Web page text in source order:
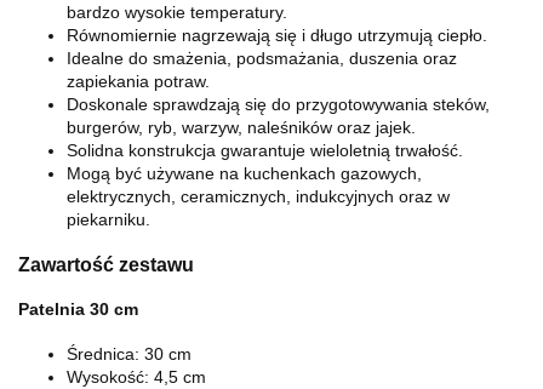
bardzo wysokie temperatury.
Równomiernie nagrzewają się i długo utrzymują ciepło.
Idealne do smażenia, podsmażania, duszenia oraz
zapiekania potraw.
Doskonale sprawdzają się do przygotowywania steków,
burgerów, ryb, warzyw, naleśników oraz jajek.
Solidna konstrukcja gwarantuje wieloletnią trwałość.
Mogą być używane na kuchenkach gazowych,
elektrycznych, ceramicznych, indukcyjnych oraz w
piekarniku.
Zawartość zestawu
Patelnia 30 cm
Średnica: 30 cm
Wysokość: 4,5 cm